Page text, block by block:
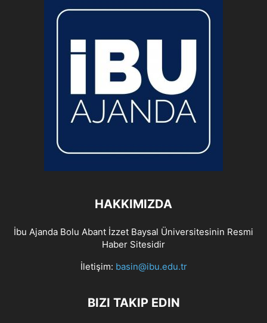
HAKKIMIZDA
İbu Ajanda Bolu Abant İzzet Baysal Üniversitesinin Resmi
Haber Sitesidir
İletişim: basin@ibu.edu.tr
BIZI TAKIP EDIN